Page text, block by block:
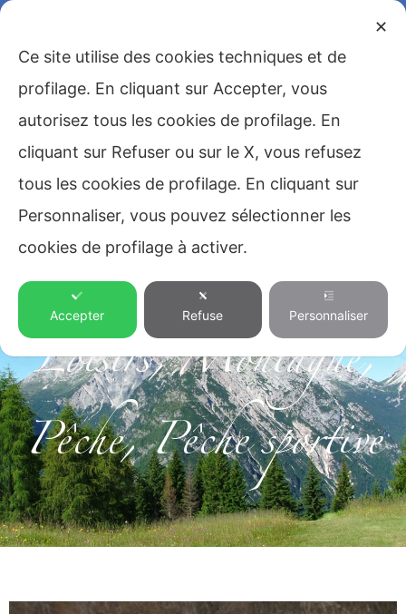
Blog,Dolomites,
Loisirs,Montagne,
Pêche,Pêche sportive
✕
Ce site utilise des cookies techniques et de
profilage. En cliquant sur Accepter, vous
autorisez tous les cookies de profilage. En
cliquant sur Refuser ou sur le X, vous refusez
tous les cookies de profilage. En cliquant sur
Personnaliser, vous pouvez sélectionner les
cookies de profilage à activer.
Accepter Refuse Personnaliser